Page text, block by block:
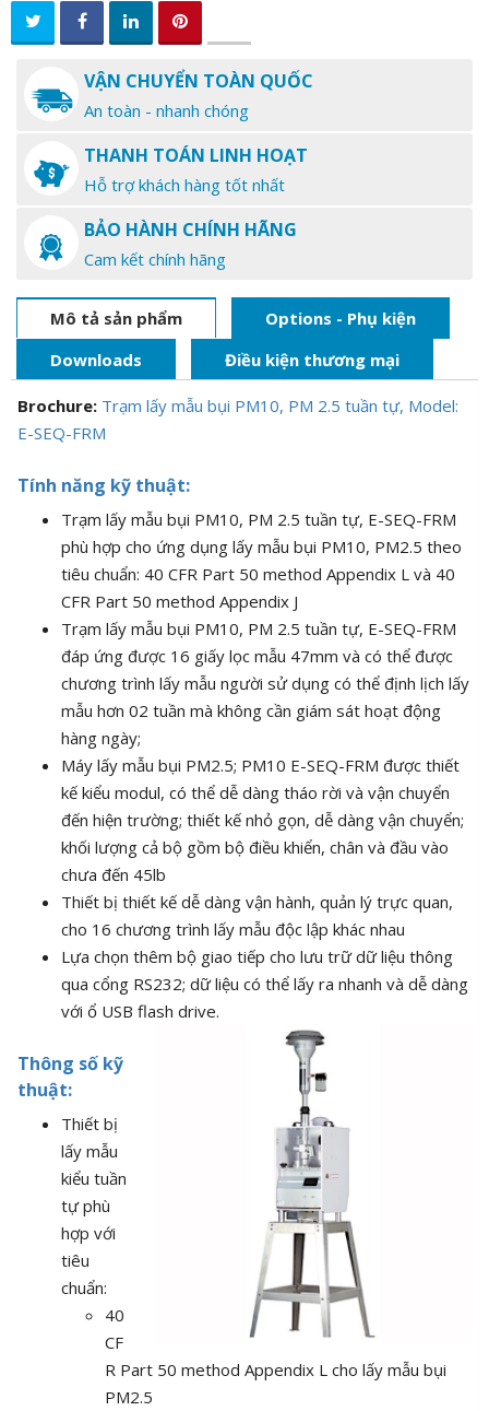
VẬN CHUYỂN TOÀN QUỐC
An toàn - nhanh chóng
THANH TOÁN LINH HOẠT
Hỗ trợ khách hàng tốt nhất
BẢO HÀNH CHÍNH HÃNG
Cam kết chính hãng
Mô tả sản phẩm
Options - Phụ kiện
Downloads
Điều kiện thương mại
Brochure: Trạm lấy mẫu bụi PM10, PM 2.5 tuần tự, Model:
E-SEQ-FRM
Tính năng kỹ thuật:
Trạm lấy mẫu bụi PM10, PM 2.5 tuần tự, E-SEQ-FRM
phù hợp cho ứng dụng lấy mẫu bụi PM10, PM2.5 theo
tiêu chuẩn: 40 CFR Part 50 method Appendix L và 40
CFR Part 50 method Appendix J
Trạm lấy mẫu bụi PM10, PM 2.5 tuần tự, E-SEQ-FRM
đáp ứng được 16 giấy lọc mẫu 47mm và có thể được
chương trình lấy mẫu người sử dụng có thể định lịch lấy
mẫu hơn 02 tuần mà không cần giám sát hoạt động
hàng ngày;
Máy lấy mẫu bụi PM2.5; PM10 E-SEQ-FRM được thiết
kế kiểu modul, có thể dễ dàng tháo rời và vận chuyển
đến hiện trường; thiết kế nhỏ gọn, dễ dàng vận chuyển;
khối lượng cả bộ gồm bộ điều khiển, chân và đầu vào
chưa đến 45lb
Thiết bị thiết kế dễ dàng vận hành, quản lý trực quan,
cho 16 chương trình lấy mẫu độc lập khác nhau
Lựa chọn thêm bộ giao tiếp cho lưu trữ dữ liệu thông
qua cổng RS232; dữ liệu có thể lấy ra nhanh và dễ dàng
với ổ USB flash drive.
Thông số kỹ
thuật:
Thiết bị
lấy mẫu
kiểu tuần
tự phù
hợp với
tiêu
chuẩn:
40
CF
R Part 50 method Appendix L cho lấy mẫu bụi
PM2.5